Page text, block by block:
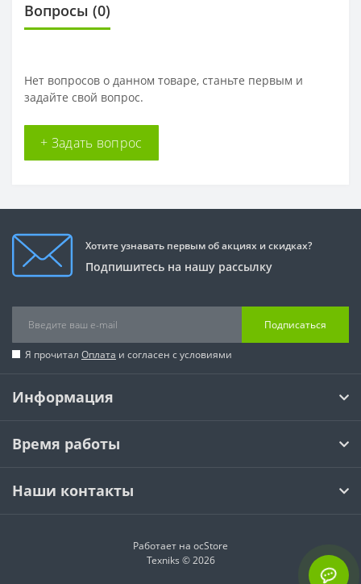
Вопросы (0)
Нет вопросов о данном товаре, станьте первым и
задайте свой вопрос.
+ Задать вопрос
Хотите узнавать первым об акциях и скидках?
Подпишитесь на нашу рассылку
Подписаться
Я прочитал Оплата и согласен с условиями
Информация
Время работы
Наши контакты
Работает на ocStore
Texniks © 2026